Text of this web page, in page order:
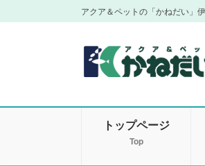
ン
移
ビ
ン
アクア＆ペットの「かねだい」
トップページ
Top